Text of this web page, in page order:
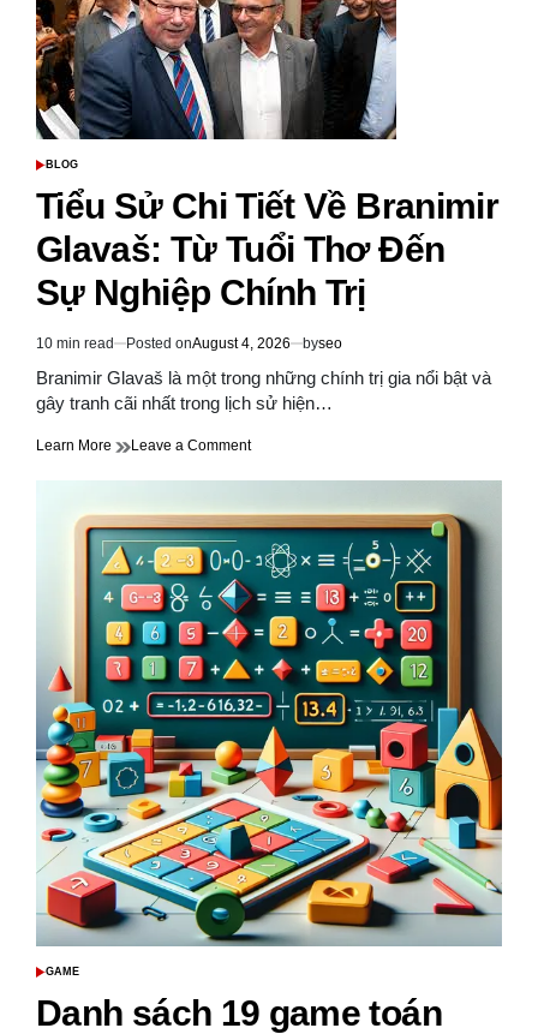
Trò
Của
Ông
Trong
Chiến
Tranh
Lập
Croatia
POSTED
BLOG
Tiểu Sử Chi Tiết Về Branimir
Glavaš: Từ Tuổi Thơ Đến
Sự Nghiệp Chính Trị
Estimated
read
time
10 min read Posted onAugust 4, 2026 byseo
Branimir Glavaš là một trong những chính trị gia nổi bật và
gây tranh cãi nhất trong lịch sử hiện…
Learn More Leave a Commenton
Chi
Tiết
Về
Branimir
Glavaš:
Từ
Tuổi
Thơ
Đến
Sự
Nghiệp
Chính
Trị
POSTED
GAME
Danh sách 19 game toán